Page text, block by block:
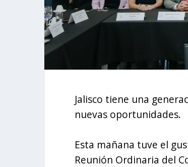
Jalisco tiene una
nuevas oportunidades.
Esta mañana tuve el
Reunión Ordinaria del